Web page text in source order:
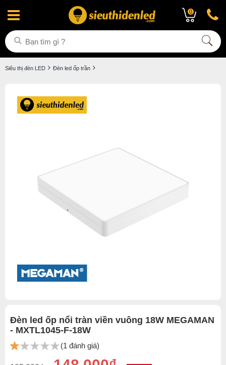
0
Siêu thị đèn LED Đèn led ốp trần
Đèn led ốp nổi tràn viền vuông 18W MEGAMAN
- MXTL1045-F-18W
(1 đánh giá)